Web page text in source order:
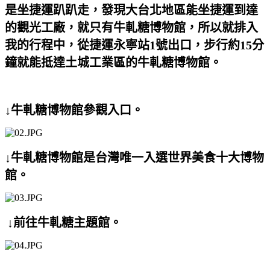
是坐捷運趴趴走，發現大台北地區能坐捷運到達
的觀光工廠，就只有牛軋糖博物館，所以就排入
我的行程中，從捷運永寧站1號出口，步行約15分
鐘就能抵達土城工業區的牛軋糖博物館。
↓牛軋糖博物館參觀入口。
↓牛軋糖博物館是台灣唯一入選世界美食十大博物
館。
↓前往牛軋糖主題館。